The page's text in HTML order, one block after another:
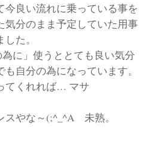
今良い流れに乗っている事を
気分のまま予定していた用事
た。
に」使うととても良い気分
自分の為になっています。
てくれれば… マサ
スやな～(;^_^A 未熟。